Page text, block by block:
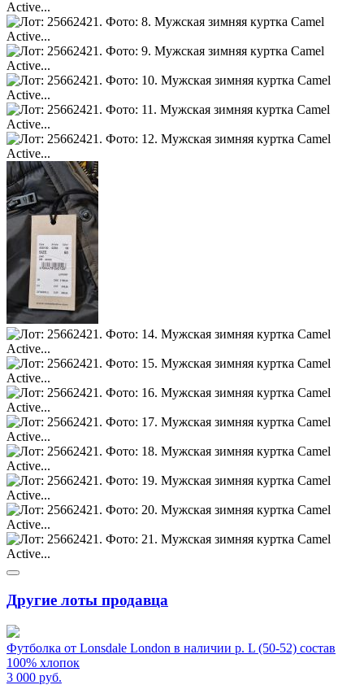
Другие лоты продавца
Футболка от Lonsdale London в наличии р. L (50-52) состав
100% хлопок
3 000 руб.